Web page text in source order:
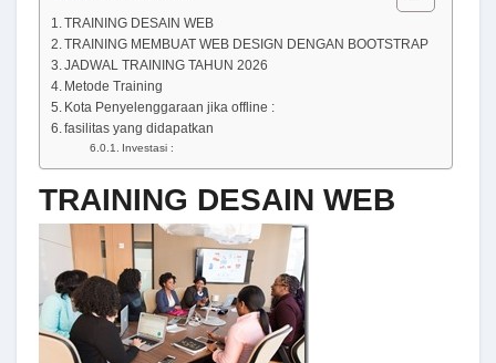
TRAINING DESAIN WEB
TRAINING MEMBUAT WEB DESIGN DENGAN BOOTSTRAP
JADWAL TRAINING TAHUN 2026
Metode Training
Kota Penyelenggaraan jika offline :
fasilitas yang didapatkan
Investasi :
TRAINING DESAIN WEB